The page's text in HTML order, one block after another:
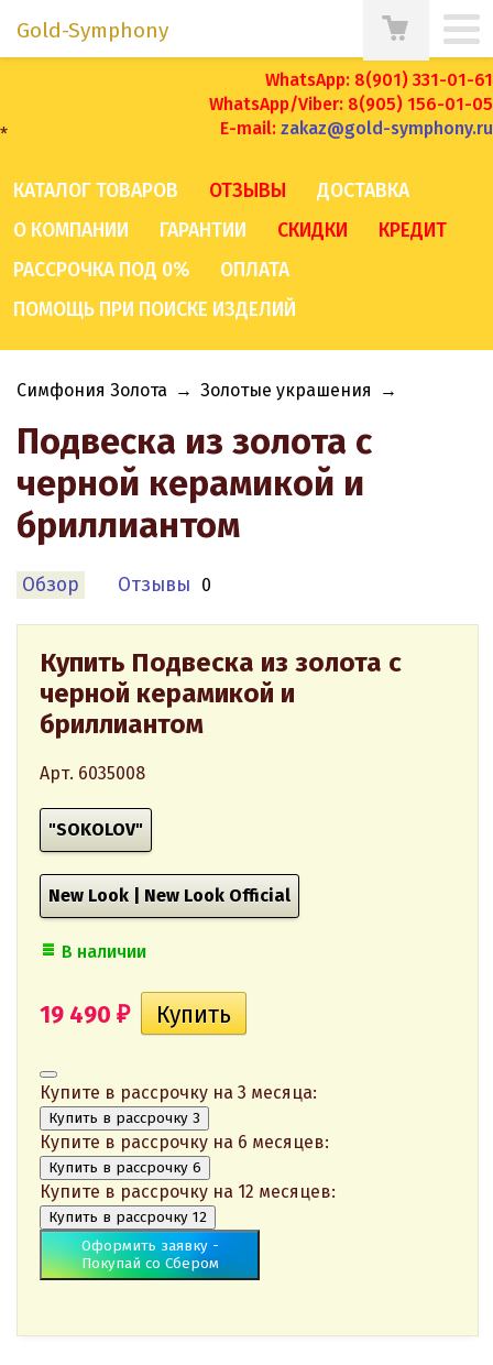
WhatsApp: 8(901) 331-01-61
WhatsApp/Viber: 8(905) 156-01-05
E-mail: zakaz@gold-symphony.ru
*
Gold-Symphony
КАТАЛОГ ТОВАРОВ ОТЗЫВЫ
ДОСТАВКА
О КОМПАНИИ
ГАРАНТИИ СКИДКИ
КРЕДИТ
РАССРОЧКА ПОД 0%
ОПЛАТА
ПОМОЩЬ ПРИ ПОИСКЕ ИЗДЕЛИЙ
Симфония Золота → Золотые украшения →
Подвеска из золота с
черной керамикой и
бриллиантом
Обзор Отзывы 0
Купить Подвеска из золота с
черной керамикой и
бриллиантом
Арт. 6035008
"SOKOLOV"
New Look | New Look Official
В наличии
19 490 ₽
Купите в рассрочку на 3 месяца:
Купить в рассрочку 3
Купите в рассрочку на 6 месяцев:
Купить в рассрочку 6
Купите в рассрочку на 12 месяцев:
Купить в рассрочку 12
Оформить заявку -
Покупай со Сбером